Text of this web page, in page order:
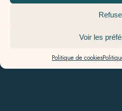
Voir les
Politique de cookies
33133 Galgon